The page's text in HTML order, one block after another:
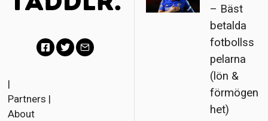
|
Partners |
About
– Bäst
betalda
fotbollss
pelarna
(lön &
förmögen
het)